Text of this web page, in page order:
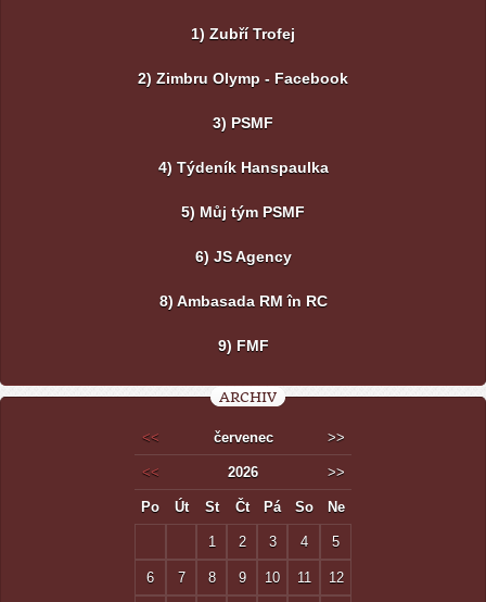
1) Zubří Trofej
2) Zimbru Olymp - Facebook
3) PSMF
4) Týdeník Hanspaulka
5) Můj tým PSMF
6) JS Agency
8) Ambasada RM în RC
9) FMF
ARCHIV
<< červenec >>
<< 2026 >>
Po Út St Čt Pá So Ne
1 2 3 4 5
6 7 8 9 10 11 12